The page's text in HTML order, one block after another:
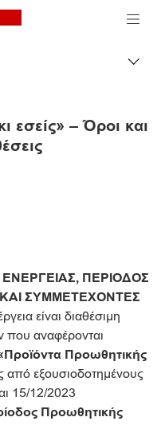
Canon Logo, back to
εσείς» – Όροι και
ΠΕΡΙΟΔΟΣ
ΣΥΜΜΕΤΕΧΟΝΤΕΣ
είναι διαθέσιμη
που αναφέρονται
Προωθητικής
από εξουσιοδοτημένους
15/12/2023
Προωθητικής